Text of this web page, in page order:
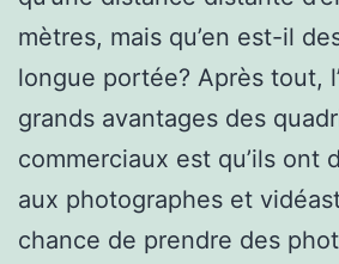
mètres, mais qu’en est-il
longue portée? Après tout,
grands avantages des
commerciaux est qu’ils ont
aux photographes et
chance de prendre des